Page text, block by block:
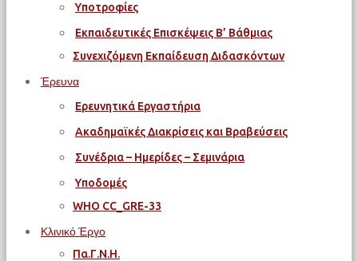
Υποτροφίες
Εκπαιδευτικές Επισκέψεις Β’ Βάθμιας
Συνεχιζόμενη Εκπαίδευση Διδασκόντων
Έρευνα
Ερευνητικά Εργαστήρια
Ακαδημαϊκές Διακρίσεις και Βραβεύσεις
Συνέδρια – Ημερίδες – Σεμινάρια
Υποδομές
WΗΟ CC_GRE-33
Κλινικό Έργο
Πα.Γ.Ν.Η.